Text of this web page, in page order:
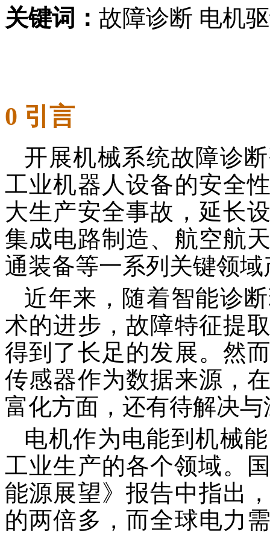
关键词： 故障诊断 电机
0 引言
开展机械系统故障诊
工业机器人设备的安全
大生产安全事故，延长
集成电路制造、航空航
通装备等一系列关键领
近年来，随着智能诊
术的进步，故障特征提
得到了长足的发展。然
传感器作为数据来源，
富化方面，还有待解决与
电机作为电能到机械
工业生产的各个领域。
能源展望》报告中指出
的两倍多，而全球电力